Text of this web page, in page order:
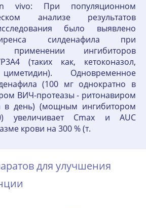
vivo: При популяционном
анализе результатов
было выявлено
силденафила при
применении ингибиторов
(таких как, кетоконазол,
Одновременное
(100 мг однократно в
ВИЧ-протеазы - ритонавиром
в день) (мощным ингибитором
увеличивает Cmax и AUC
крови на 300 % (т.
для улучшения